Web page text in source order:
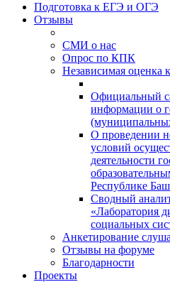
Подготовка к ЕГЭ и ОГЭ
Отзывы
СМИ о нас
Опрос по КПК
Независимая оценка
Официальный
информации о
О проведении
условий
деятельности
Республике
Сводный
«Лаборатория
социальных
Анкетирование
Отзывы на форуме
Благодарности
Проекты